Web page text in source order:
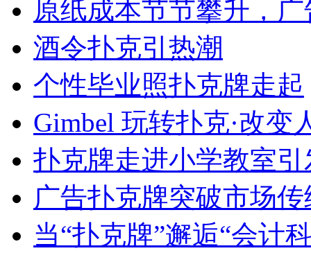
原纸成本节节攀升，
酒令扑克引热潮
个性毕业照扑克牌走起
Gimbel 玩转扑克·改变
扑克牌走进小学教室
广告扑克牌突破市场
当“扑克牌”邂逅“会计